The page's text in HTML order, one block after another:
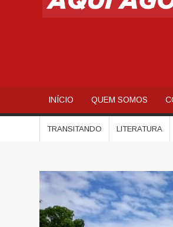
INÍCIO QUEM SOMOS
TRANSITANDO LITERATURA